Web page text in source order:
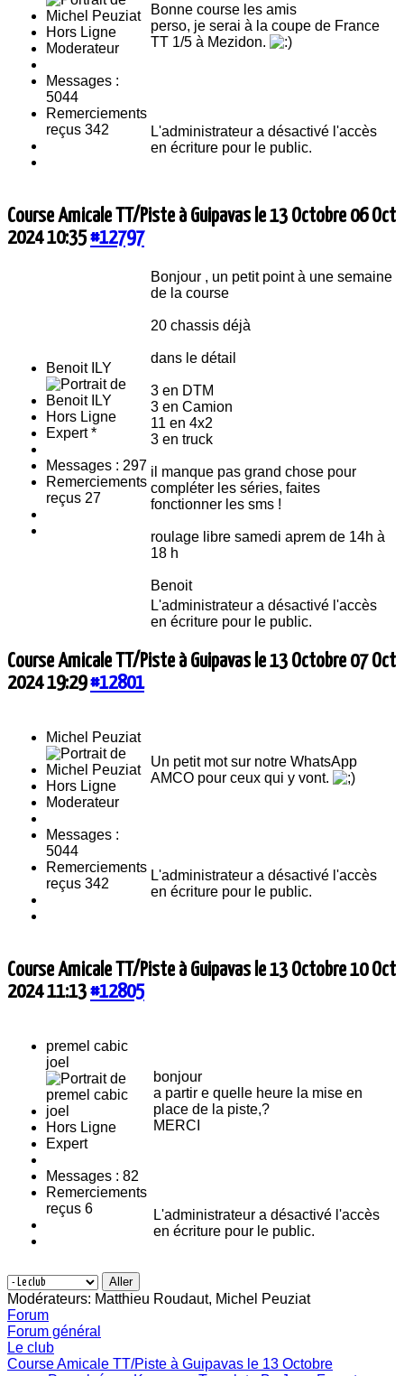
Hors Ligne
Moderateur
Messages :
5044
Remerciements
reçus 342
Bonne course les amis
perso, je serai à la coupe de France
TT 1/5 à Mezidon.
L'administrateur a désactivé l'accès
en écriture pour le public.
Course Amicale TT/Piste à Guipavas le 13 Octobre06 Oct
2024 10:35#12797
Benoit ILY
Hors Ligne
Expert *
Messages : 297
Remerciements
reçus 27
Bonjour , un petit point à une semaine
de la course
20 chassis déjà
dans le détail
3 en DTM
3 en Camion
11 en 4x2
3 en truck
il manque pas grand chose pour
compléter les séries, faites
fonctionner les sms !
roulage libre samedi aprem de 14h à
18 h
Benoit
L'administrateur a désactivé l'accès
en écriture pour le public.
Course Amicale TT/Piste à Guipavas le 13 Octobre07 Oct
2024 19:29#12801
Michel Peuziat
Hors Ligne
Moderateur
Messages :
5044
Remerciements
reçus 342
Un petit mot sur notre WhatsApp
AMCO pour ceux qui y vont.
L'administrateur a désactivé l'accès
en écriture pour le public.
Course Amicale TT/Piste à Guipavas le 13 Octobre10 Oct
2024 11:13#12805
premel cabic
joel
Hors Ligne
Expert
Messages : 82
Remerciements
reçus 6
bonjour
a partir e quelle heure la mise en
place de la piste,?
MERCI
L'administrateur a désactivé l'accès
en écriture pour le public.
Modérateurs: Matthieu Roudaut, Michel Peuziat
Forum
Forum général
Le club
Course Amicale TT/Piste à Guipavas le 13 Octobre